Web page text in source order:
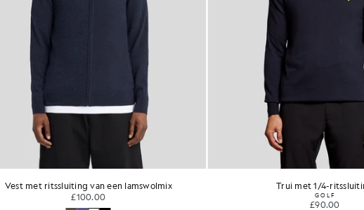
Trui met 1/4-ritssluiting
Vest met ritssluiting